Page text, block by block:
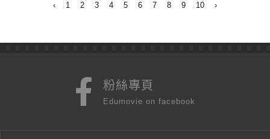
‹ 1 2 3 4 5 6 7 8 9 10 ›
粉絲專頁
Edumovie on facebook